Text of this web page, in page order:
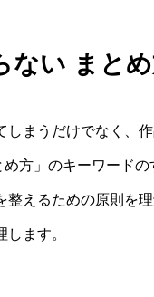
ない まと
まうだけでなく、
方」のキーワード
えるための原則を
ます。